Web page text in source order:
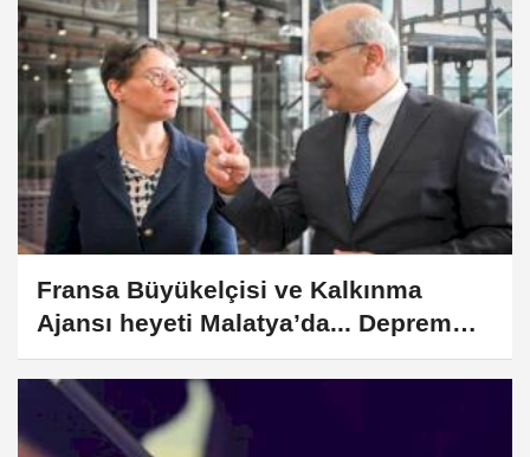
Fransa Büyükelçisi ve Kalkınma
Ajansı heyeti Malatya’da... Deprem
enkazı geri dönüşümünde pilot
olacak